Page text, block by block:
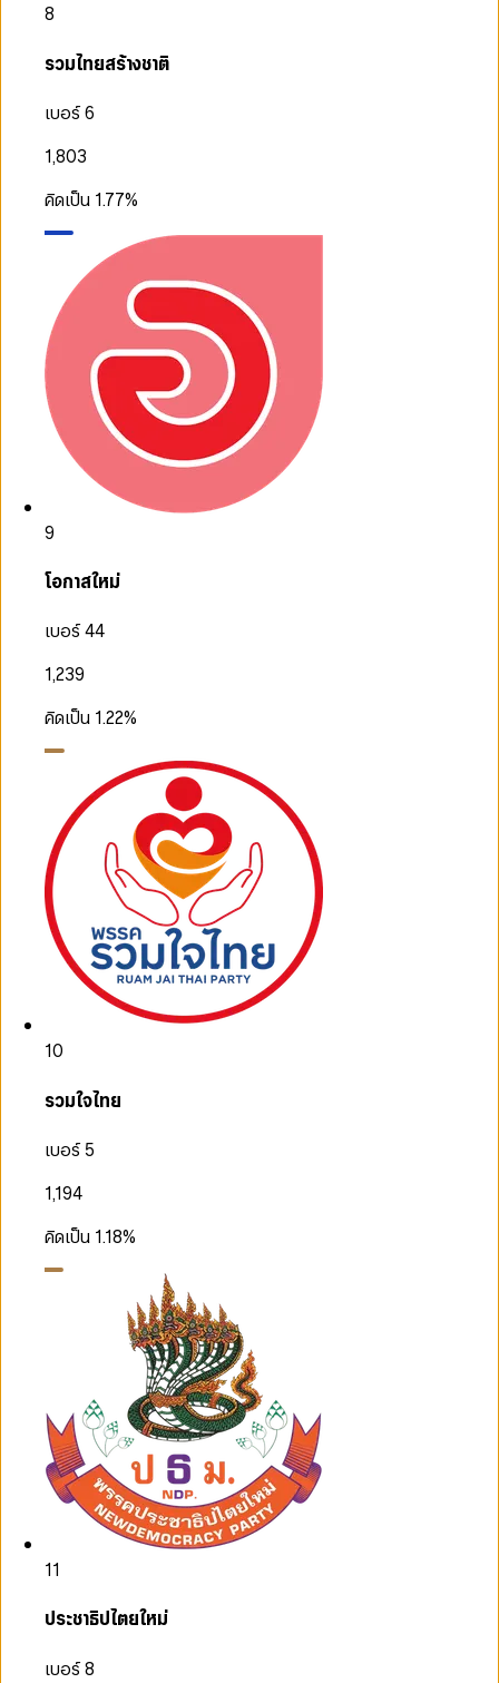
8
รวมไทยสร้างชาติ
เบอร์ 6
1,803
คิดเป็น 1.77%
9
โอกาสใหม่
เบอร์ 44
1,239
คิดเป็น 1.22%
10
รวมใจไทย
เบอร์ 5
1,194
คิดเป็น 1.18%
11
ประชาธิปไตยใหม่
เบอร์ 8